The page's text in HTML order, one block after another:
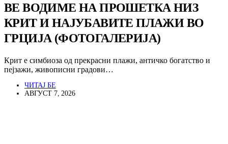
ВЕ ВОДИМЕ НА ПРОШЕТКА НИЗ
КРИТ И НАЈУБАВИТЕ ПЛАЖИ ВО
ГРЦИЈА (ФОТОГАЛЕРИЈА)
Крит е симбиоза од прекрасни плажи, античко богатство и
пејзажи, живописни градови…
ЧИТАЈ БЕ
АВГУСТ 7, 2026